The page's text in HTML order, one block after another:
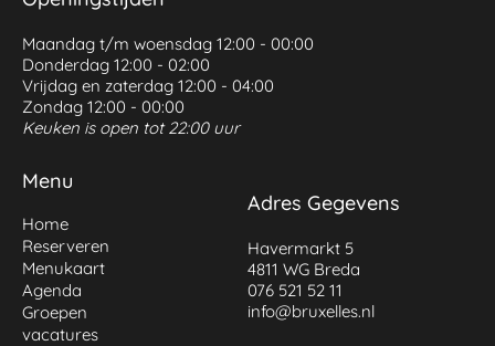
Maandag t/m woensdag 12:00 - 00:00
Donderdag 12:00 - 02:00
Vrijdag en zaterdag 12:00 - 04:00
Zondag 12:00 - 00:00
Keuken is open tot 22:00 uur
Menu
Home
Reserveren
Menukaart
Agenda
Groepen
vacatures
Adres Gegevens
Havermarkt 5
4811 WG Breda
076 521 52 11
info@bruxelles.nl